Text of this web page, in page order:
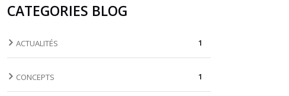
CATEGORIES BLOG
ACTUALITÉS 1
CONCEPTS 1